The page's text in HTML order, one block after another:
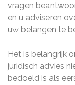
vragen
en u adviseren
uw belangen te
Het is belangrijk
juridisch advies
bedoeld is als